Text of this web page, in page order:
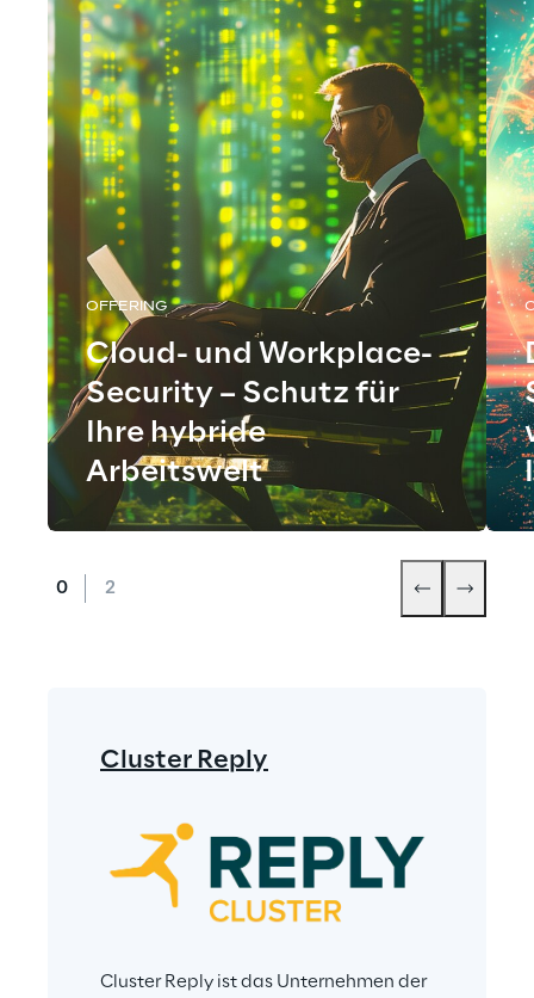
OFFERING
Cloud- und Workplace-
Security – Schutz für
Ihre hybride
Arbeitswelt
Cluster Reply
Cluster Reply ist das Unternehmen der